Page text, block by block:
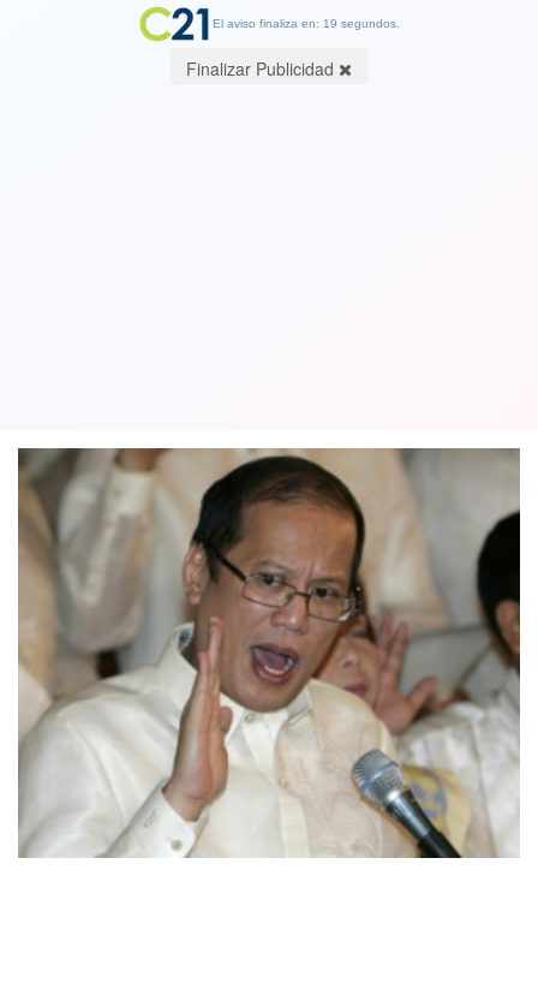
El aviso finaliza en: 19 segundos.
Finalizar Publicidad